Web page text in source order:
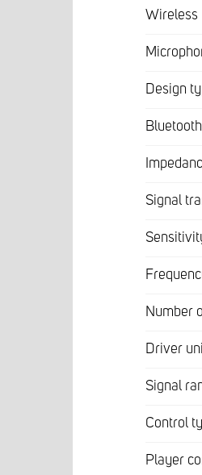
Wireless
Design
Signal
Number
Driver
Signal
Control
Player